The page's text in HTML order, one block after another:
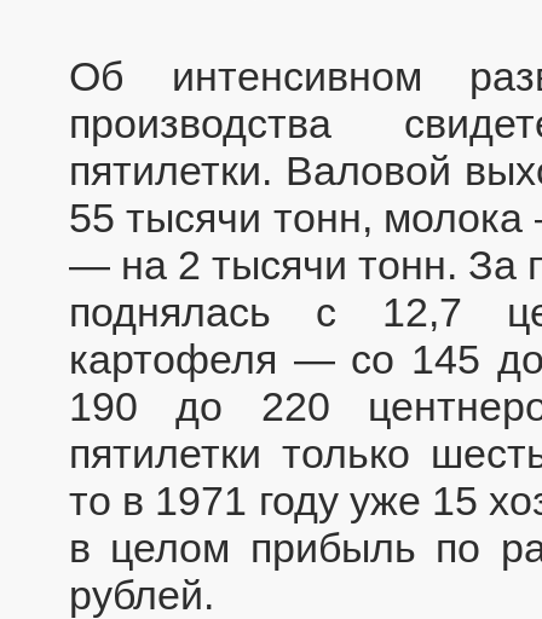
Об интенсивном
производства
пятилетки. Валовой
55 тысячи тонн,
— на 2 тысячи тонн. За
поднялась с 12,7
картофеля — со 145
190 до 220
пятилетки только
то в 1971 году уже 15
в целом прибыль по
рублей.